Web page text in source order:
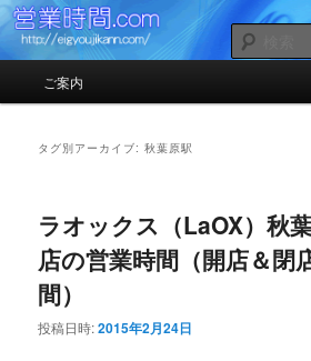
営業時間.com （スマ
お店の営業時間（開店時間＆閉店時間）ガイ
メインコンテンツへ移動
サブコンテンツへ移動
ご案内
タグ別アーカイブ:秋葉原駅
ラオックス（LaOX）秋
店の営業時間（開店＆閉
間）
投稿日時:2015年2月24日